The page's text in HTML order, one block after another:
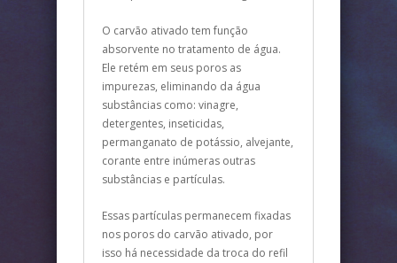
O carvão ativado tem função
absorvente no tratamento de água.
Ele retém em seus poros as
impurezas, eliminando da água
substâncias como: vinagre,
detergentes, inseticidas,
permanganato de potássio, alvejante,
corante entre inúmeras outras
substâncias e partículas.
Essas partículas permanecem fixadas
nos poros do carvão ativado, por
isso há necessidade da troca do refil